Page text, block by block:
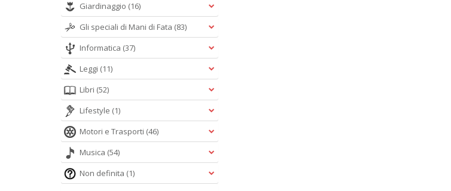
Giardinaggio (16)
Gli speciali di Mani di Fata (83)
Informatica (37)
Leggi (11)
Libri (52)
Lifestyle (1)
Motori e Trasporti (46)
Musica (54)
Non definita (1)